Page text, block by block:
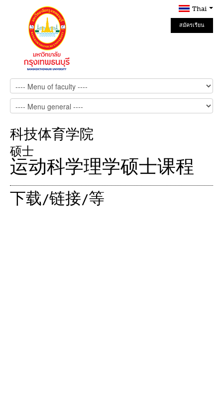
Thai
สมัครเรียน
Online
科技体育学院
硕士
运动科学理学硕士课程
下载/链接/等